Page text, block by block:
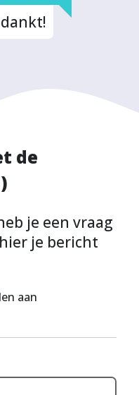
de
je een vraag
je bericht
aan